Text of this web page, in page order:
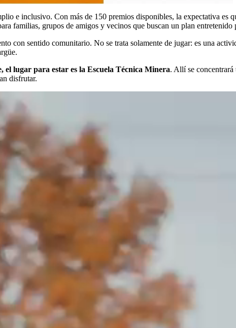
e inclusivo. Con más de 150 premios disponibles, la expectativa es
familias, grupos de amigos y vecinos que buscan un plan entretenido
con sentido comunitario. No se trata solamente de jugar: es una
el lugar para estar es la Escuela Técnica Minera. Allí se concentrará
disfrutar.